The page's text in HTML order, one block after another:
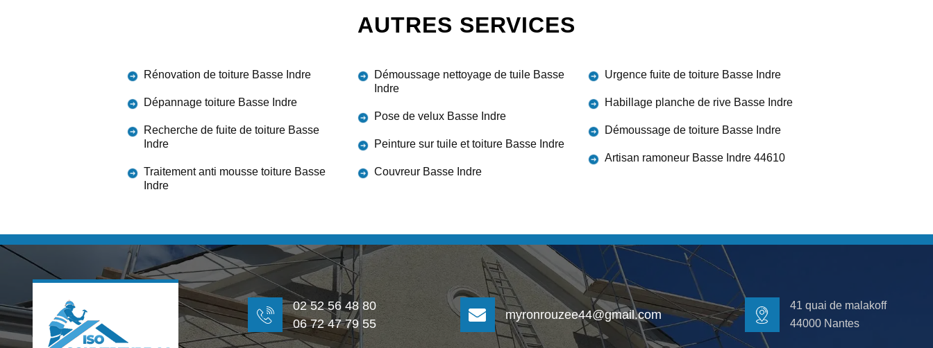
AUTRES SERVICES
Rénovation de toiture Basse Indre
Dépannage toiture Basse Indre
Recherche de fuite de toiture Basse
Indre
Traitement anti mousse toiture Basse
Indre
Démoussage nettoyage de tuile Basse
Indre
Pose de velux Basse Indre
Peinture sur tuile et toiture Basse Indre
Couvreur Basse Indre
Urgence fuite de toiture Basse Indre
Habillage planche de rive Basse Indre
Démoussage de toiture Basse Indre
Artisan ramoneur Basse Indre 44610
02 52 56 48 80
06 72 47 79 55
myronrouzee44@gmail.com
41 quai de malakoff
44000 Nantes